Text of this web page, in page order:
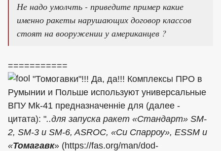
Не надо умолчть - приведите пример какие
именно ракеты нарушающих договор классов
стоят на вооружении у американцев ?
===========
"Томогавки"!!! Да, да!!! Комплексы ПРО в
Румынии и Польше используют универсальные
ВПУ Mk-41 предназначенніе для (далее -
цитата): "..для запуска ракет «Стандарт» SM-
2, SM-3 и SM-6, ASROC, «Си Спарроу», ESSM и
«Томагавк» (https://fas.org/man/dod-